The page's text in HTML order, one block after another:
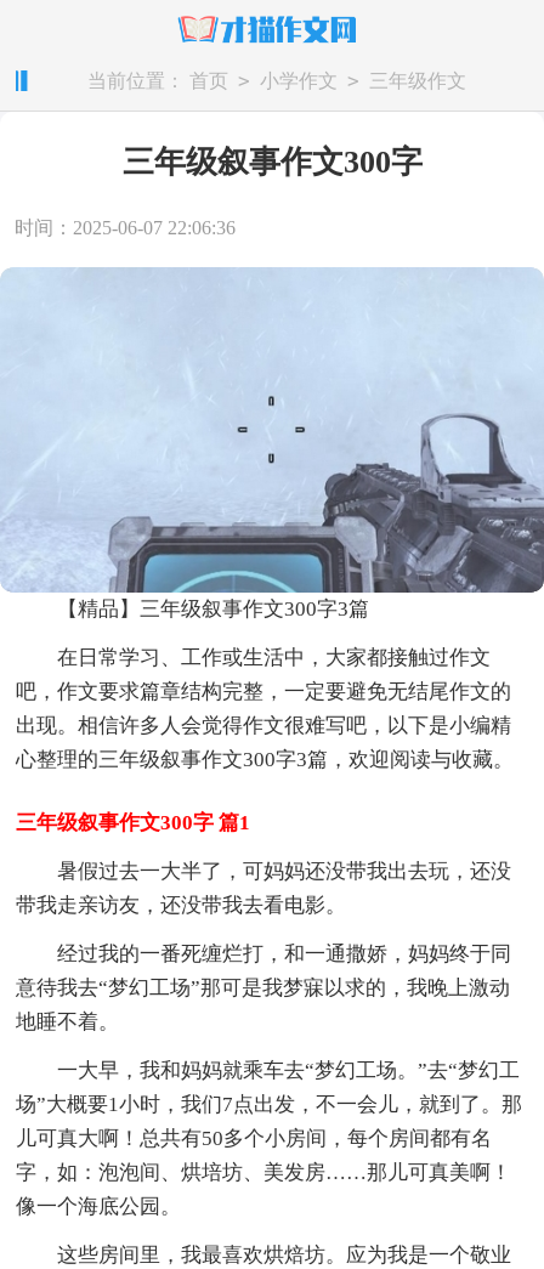
当前位置： 首页 > 小学作文 > 三年级作文
三年级叙事作文300字
时间：2025-06-07 22:06:36
【精品】三年级叙事作文300字3篇
在日常学习、工作或生活中，大家都接触过作文
吧，作文要求篇章结构完整，一定要避免无结尾作文的
出现。相信许多人会觉得作文很难写吧，以下是小编精
心整理的三年级叙事作文300字3篇，欢迎阅读与收藏。
三年级叙事作文300字 篇1
暑假过去一大半了，可妈妈还没带我出去玩，还没
带我走亲访友，还没带我去看电影。
经过我的一番死缠烂打，和一通撒娇，妈妈终于同
意待我去“梦幻工场”那可是我梦寐以求的，我晚上激动
地睡不着。
一大早，我和妈妈就乘车去“梦幻工场。”去“梦幻工
场”大概要1小时，我们7点出发，不一会儿，就到了。那
儿可真大啊！总共有50多个小房间，每个房间都有名
字，如：泡泡间、烘培坊、美发房……那儿可真美啊！
像一个海底公园。
这些房间里，我最喜欢烘焙坊。应为我是一个敬业